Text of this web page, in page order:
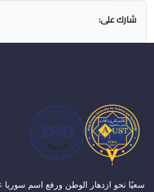
شارك على:
سعيًا نحو ازدهار الوطن ورفع اسم سوريا